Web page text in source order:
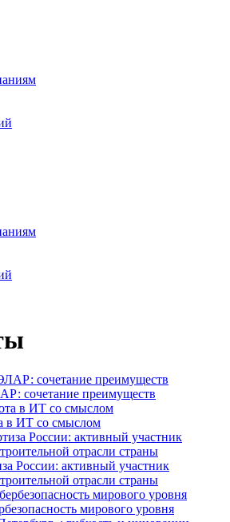
сочетание преимуществ
ИТ со смыслом
России: активный участник
отрасли страны
мирового уровня